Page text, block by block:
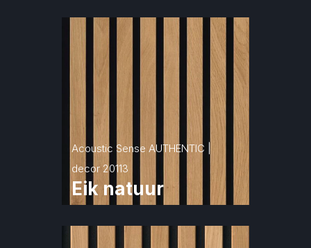
Acoustic Sense AUTHENTIC |
decor 20113
Eik natuur